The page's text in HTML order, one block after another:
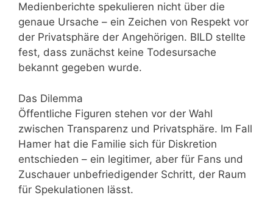
Medienberichte spekulieren nicht über die
genaue Ursache – ein Zeichen von Respekt vor
der Privatsphäre der Angehörigen. BILD stellte
fest, dass zunächst keine Todesursache
bekannt gegeben wurde.
Das Dilemma
Öffentliche Figuren stehen vor der Wahl
zwischen Transparenz und Privatsphäre. Im Fall
Hamer hat die Familie sich für Diskretion
entschieden – ein legitimer, aber für Fans und
Zuschauer unbefriedigender Schritt, der Raum
für Spekulationen lässt.